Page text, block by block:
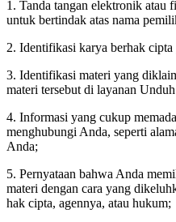
1. Tanda tangan elektronik atau
untuk bertindak atas nama
2. Identifikasi karya berhak
3. Identifikasi materi yang
materi tersebut di layanan
4. Informasi yang cukup
menghubungi Anda, seperti
Anda;
5. Pernyataan bahwa Anda
materi dengan cara yang
hak cipta, agennya, atau hukum;